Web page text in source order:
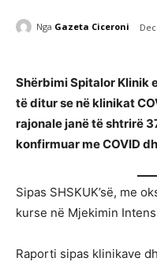
Nga Gazeta Ciceroni
Shërbimi Spitalor Klinik
të ditur se në klinikat
rajonale janë të shtrirë
konfirmuar me COVID
Sipas SHSKUK’së, me
kurse në Mjekimin
Raporti sipas klinikave